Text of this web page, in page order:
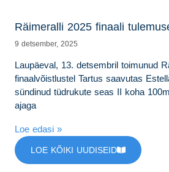
Räimeralli 2025 finaali
9 detsember, 2025
Laupäeval, 13. detsembril toimunud
finaalvõistlustel Tartus saavutas
sündinud tüdrukute seas II koha
ajaga
Loe edasi »
LOE KÕIKI UUDISEID